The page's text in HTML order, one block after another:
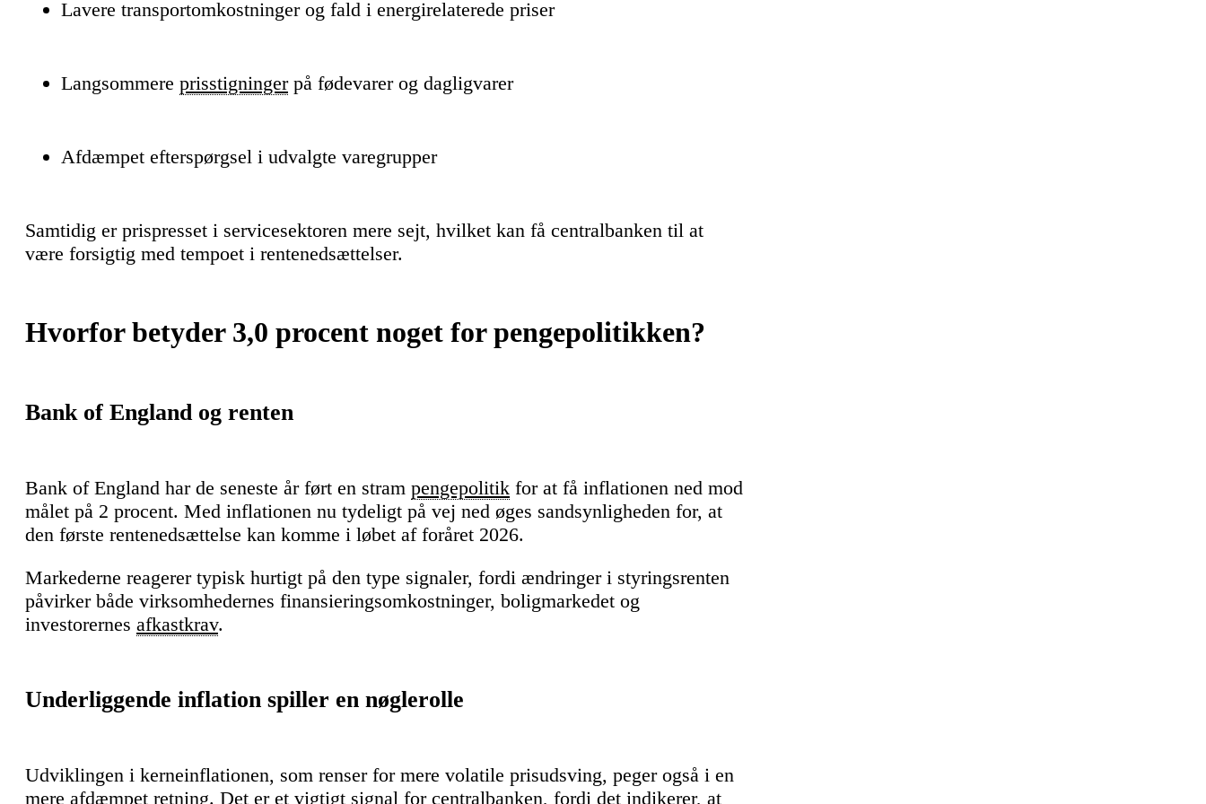
Lavere transportomkostninger og fald i energirelaterede priser
Langsommere prisstigningerpå fødevarer og dagligvarer
Afdæmpet efterspørgsel i udvalgte varegrupper
Samtidig er prispresset i servicesektoren mere sejt, hvilket kan få centralbanken til at
være forsigtig med tempoet i rentenedsættelser.
Hvorfor betyder 3,0 procent noget for pengepolitikken?
Bank of England og renten
Bank of England har de seneste år ført en stram pengepolitik for at få inflationen ned mod
målet på 2 procent. Med inflationen nu tydeligt på vej ned øges sandsynligheden for, at
den første rentenedsættelse kan komme i løbet af foråret 2026.
Markederne reagerer typisk hurtigt på den type signaler, fordi ændringer i styringsrenten
påvirker både virksomhedernes finansieringsomkostninger, boligmarkedet og
investorernes afkastkrav.
Underliggende inflation spiller en nøglerolle
Udviklingen i kerneinflationen, som renser for mere volatile prisudsving, peger også i en
mere afdæmpet retning. Det er et vigtigt signal for centralbanken, fordi det indikerer, at